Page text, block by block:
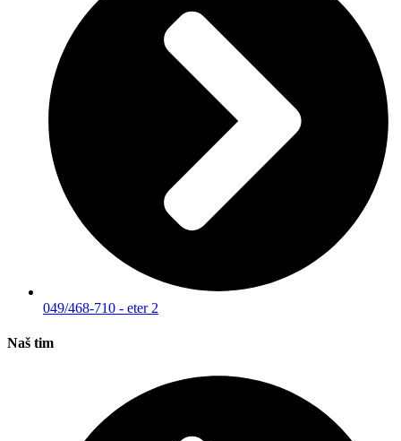
049/468-710 - eter 2
Naš tim